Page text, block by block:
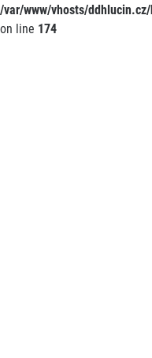
/var/www/vhosts/
on line 174